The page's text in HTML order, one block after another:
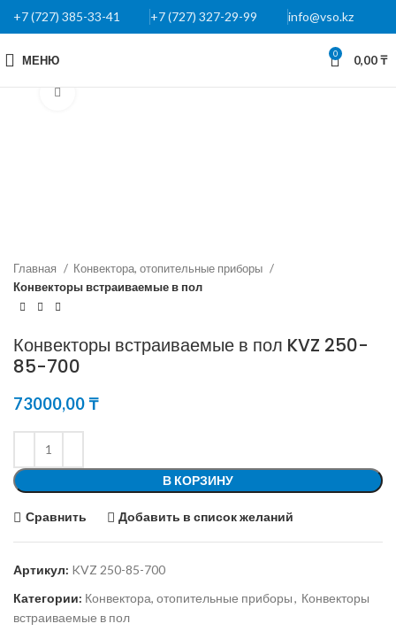
+7 (727) 385-33-41 +7 (727) 327-29-99 info@vso.kz
МЕНЮ 0 0,00₸
Главная
Конвектора, отопительные приборы
Конвекторы встраиваемые в пол
Конвекторы встраиваемые в пол KVZ 250-
85-700
73000,00₸
В КОРЗИНУ
Сравнить Добавить в список желаний
Артикул: KVZ 250-85-700
Категории: Конвектора, отопительные приборы, Конвекторы
встраиваемые в пол